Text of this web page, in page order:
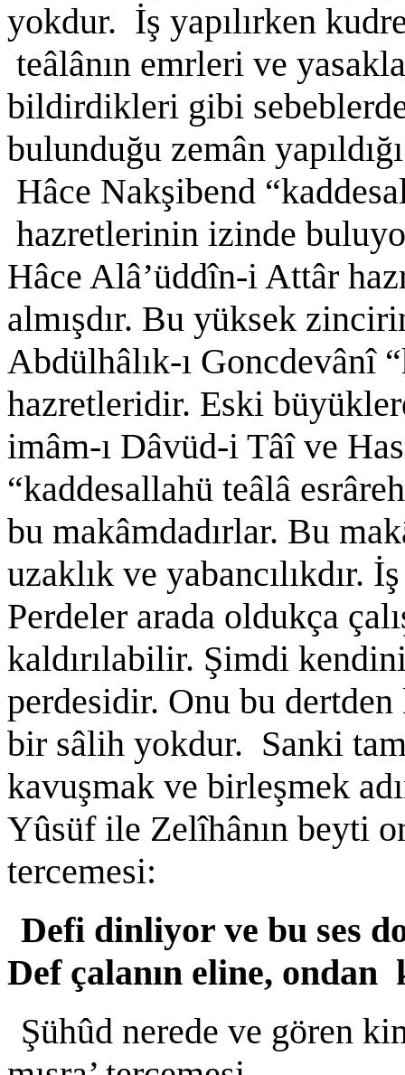
yokdur. İş yapılırken
teâlânın emrleri ve
bildirdikleri gibi
bulunduğu zemân
Hâce Nakşibend
hazretlerinin izinde
Hâce Alâ’üddîn-i Attâr
almışdır. Bu yüksek
Abdülhâlık-ı Goncdevânî
hazretleridir. Eski
imâm-ı Dâvüd-i Tâî ve
“kaddesallahü teâlâ
bu makâmdadırlar. Bu
uzaklık ve yabancılıkdır.
Perdeler arada oldukça
kaldırılabilir. Şimdi
perdesidir. Onu bu
bir sâlih yokdur. Sanki
kavuşmak ve birleşmek
Yûsüf ile Zelîhânın beyti
tercemesi:
Defi dinliyor ve bu ses
Def çalanın eline, ondan
Şühûd nerede ve gören